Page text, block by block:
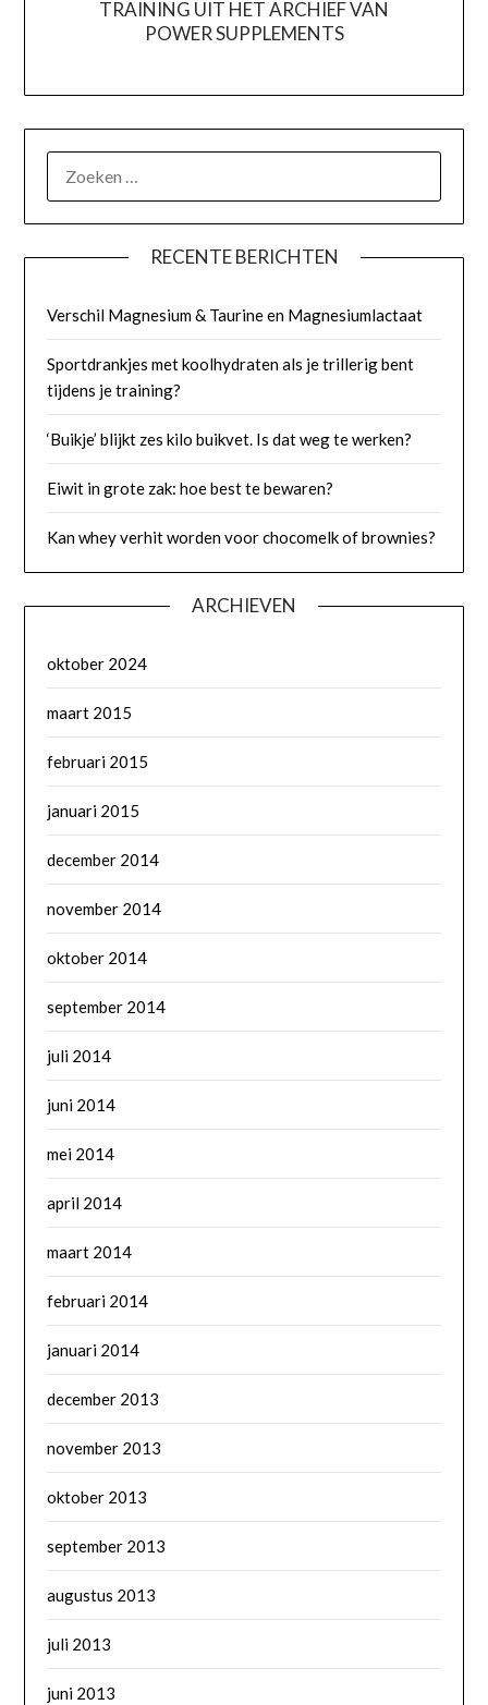
TRAINING UIT HET ARCHIEF VAN
POWER SUPPLEMENTS
NAAR:
RECENTE BERICHTEN
Verschil Magnesium & Taurine en Magnesiumlactaat
Sportdrankjes met koolhydraten als je trillerig bent
tijdens je training?
‘Buikje’ blijkt zes kilo buikvet. Is dat weg te werken?
Eiwit in grote zak: hoe best te bewaren?
Kan whey verhit worden voor chocomelk of brownies?
ARCHIEVEN
oktober 2024
maart 2015
februari 2015
januari 2015
december 2014
november 2014
oktober 2014
september 2014
juli 2014
juni 2014
mei 2014
april 2014
maart 2014
februari 2014
januari 2014
december 2013
november 2013
oktober 2013
september 2013
augustus 2013
juli 2013
juni 2013